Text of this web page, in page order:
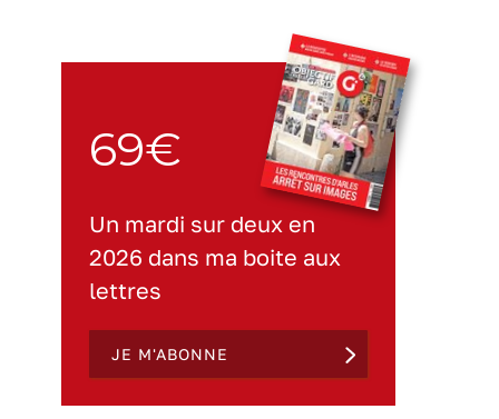
69€
Un mardi sur deux en
2026 dans ma boite aux
lettres
JE M'ABONNE